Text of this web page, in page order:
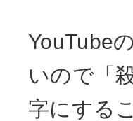
YouTube
いので「
字にする